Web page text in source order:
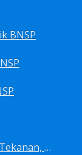
BNSP
Sertifikasi Teknisi Kalibrasi Suhu, Tekanan, Densitas, Volume BNSP